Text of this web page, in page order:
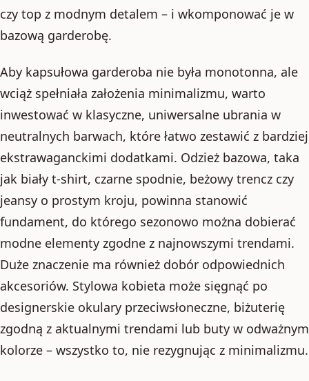
czy top z modnym detalem – i wkomponować je w
bazową garderobę.
Aby kapsułowa garderoba nie była monotonna, ale
wciąż spełniała założenia minimalizmu, warto
inwestować w klasyczne, uniwersalne ubrania w
neutralnych barwach, które łatwo zestawić z bardziej
ekstrawaganckimi dodatkami. Odzież bazowa, taka
jak biały t-shirt, czarne spodnie, beżowy trencz czy
jeansy o prostym kroju, powinna stanowić
fundament, do którego sezonowo można dobierać
modne elementy zgodne z najnowszymi trendami.
Duże znaczenie ma również dobór odpowiednich
akcesoriów. Stylowa kobieta może sięgnąć po
designerskie okulary przeciwsłoneczne, biżuterię
zgodną z aktualnymi trendami lub buty w odważnym
kolorze – wszystko to, nie rezygnując z minimalizmu.